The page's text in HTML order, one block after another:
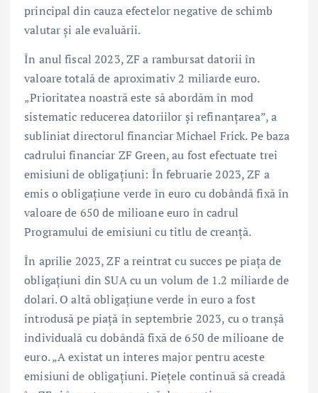
principal din cauza efectelor negative de schimb
valutar și ale evaluării.
În anul fiscal 2023, ZF a rambursat datorii în
valoare totală de aproximativ 2 miliarde euro.
„Prioritatea noastră este să abordăm în mod
sistematic reducerea datoriilor și refinanțarea”, a
subliniat directorul financiar Michael Frick. Pe baza
cadrului financiar ZF Green, au fost efectuate trei
emisiuni de obligațiuni: În februarie 2023, ZF a
emis o obligațiune verde în euro cu dobândă fixă în
valoare de 650 de milioane euro în cadrul
Programului de emisiuni cu titlu de creanță.
În aprilie 2023, ZF a reintrat cu succes pe piața de
obligațiuni din SUA cu un volum de 1.2 miliarde de
dolari. O altă obligațiune verde în euro a fost
introdusă pe piață în septembrie 2023, cu o tranșă
individuală cu dobândă fixă de 650 de milioane de
euro. „A existat un interes major pentru aceste
emisiuni de obligațiuni. Piețele continuă să creadă